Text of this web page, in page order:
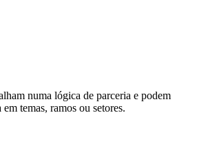
numa lógica de parceria e podem
temas, ramos ou setores.